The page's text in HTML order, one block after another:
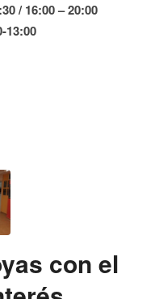
/ 16:00 – 20:00
13:00
con el